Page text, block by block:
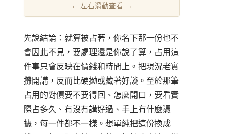
先說結論：就算被占著，你名下那一份也不
會因此不見，要處理還是你說了算，占用這
件事只會反映在價錢和時間上。把現況老實
攤開講，反而比硬拗或藏著好談。至於那筆
占用的對價要不要得回、怎麼開口，要看實
際占多久、有沒有講好過、手上有什麼憑
據，每一件都不一樣。想單純把這份換成